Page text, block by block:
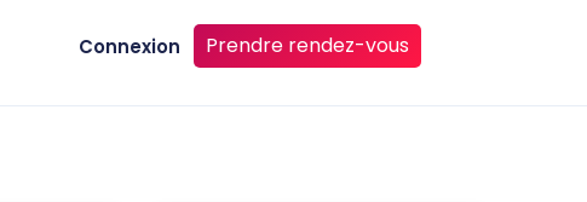
Connexion Prendre rendez-vous